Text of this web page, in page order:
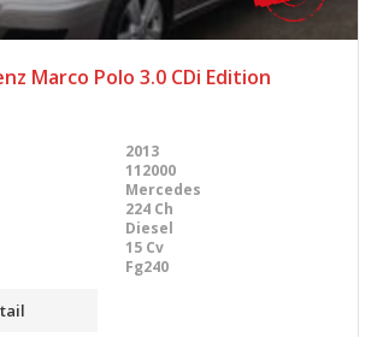
Marco Polo 3.0 CDi Edition
2013
112000
Mercedes
224 Ch
Diesel
15 Cv
Fg240